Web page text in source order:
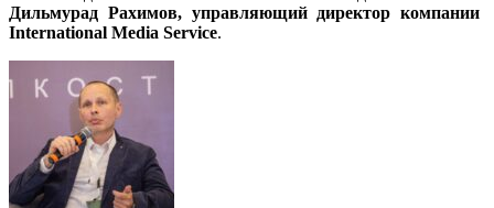
Дильмурад Рахимов, управляющий директор компании
International Media Service.